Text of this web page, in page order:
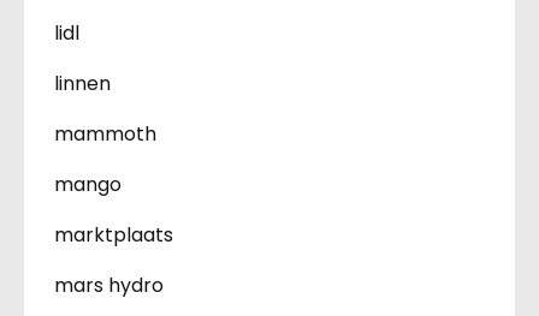
lidl
linnen
mammoth
mango
marktplaats
mars hydro